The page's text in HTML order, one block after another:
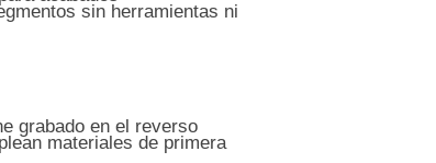
sin herramientas ni
grabado en el reverso
materiales de primera